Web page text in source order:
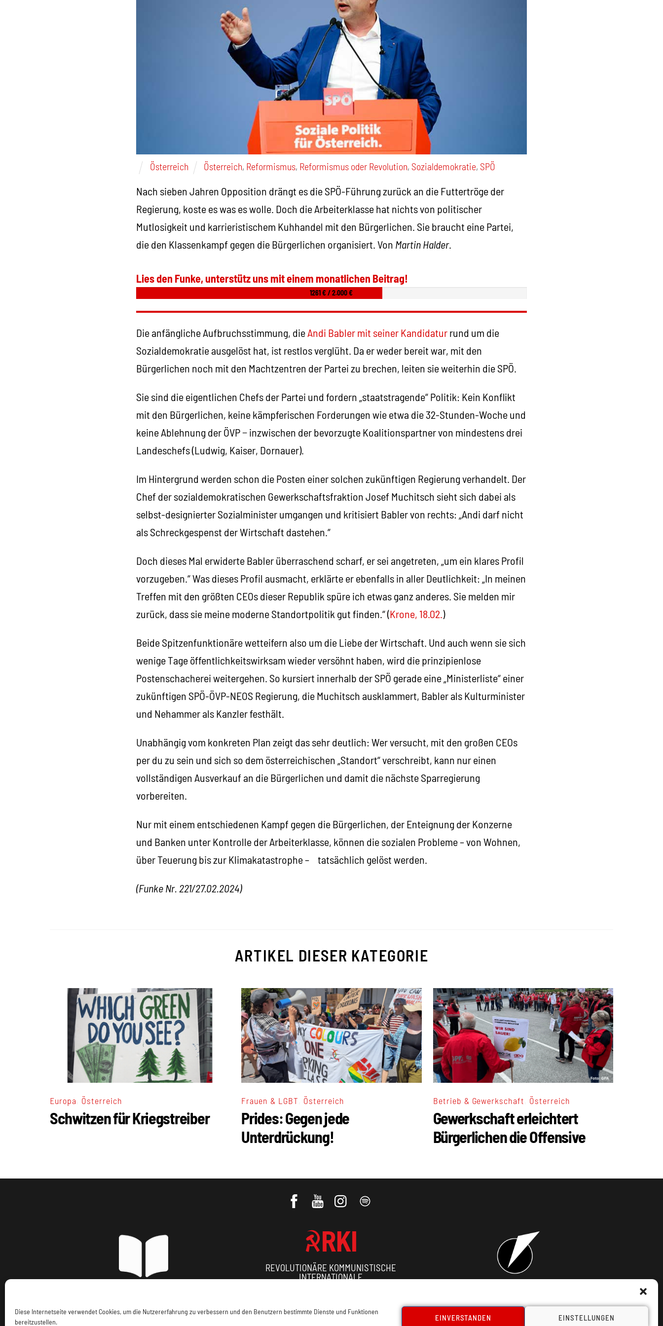
Diese Internetseite verwendet Cookies, um die Nutzererfahrung zu verbessern und den Benutzern bestimmte Dienste und Funktionen
bereitzustellen.
EINVERSTANDEN EINSTELLUNGEN
Österreich Österreich, Reformismus, Reformismus oder Revolution, Sozialdemokratie, SPÖ
Nach sieben Jahren Opposition drängt es die SPÖ-Führung zurück an die Futtertröge der
Regierung, koste es was es wolle. Doch die Arbeiterklasse hat nichts von politischer
Mutlosigkeit und karrieristischem Kuhhandel mit den Bürgerlichen. Sie braucht eine Partei,
die den Klassenkampf gegen die Bürgerlichen organisiert. Von Martin Halder.
Lies den Funke, unterstütz uns mit einem monatlichen Beitrag!
1261 € / 2.000 €
Die anfängliche Aufbruchsstimmung, dieAndi Babler mit seiner Kandidaturrund um die
Sozialdemokratie ausgelöst hat, ist restlos verglüht. Da er weder bereit war, mit den
Bürgerlichen noch mit den Machtzentren der Partei zu brechen, leiten sie weiterhin die SPÖ.
Sie sind die eigentlichen Chefs der Partei und fordern „staatstragende“ Politik: Kein Konflikt
mit den Bürgerlichen, keine kämpferischen Forderungen wie etwa die 32-Stunden-Woche und
keine Ablehnung der ÖVP − inzwischen der bevorzugte Koalitionspartner von mindestens drei
Landeschefs (Ludwig, Kaiser, Dornauer).
Im Hintergrund werden schon die Posten einer solchen zukünftigen Regierung verhandelt. Der
Chef der sozialdemokratischen Gewerkschaftsfraktion Josef Muchitsch sieht sich dabei als
selbst-designierter Sozialminister umgangen und kritisiert Babler von rechts: „Andi darf nicht
als Schreckgespenst der Wirtschaft dastehen.“
Doch dieses Mal erwiderte Babler überraschend scharf, er sei angetreten, „um ein klares Profil
vorzugeben.“ Was dieses Profil ausmacht, erklärte er ebenfalls in aller Deutlichkeit: „In meinen
Treffen mit den größten CEOs dieser Republik spüre ich etwas ganz anderes. Sie melden mir
zurück, dass sie meine moderne Standortpolitik gut finden.“ (Krone, 18.02.)
Beide Spitzenfunktionäre wetteifern also um die Liebe der Wirtschaft. Und auch wenn sie sich
wenige Tage öffentlichkeitswirksam wieder versöhnt haben, wird die prinzipienlose
Postenschacherei weitergehen. So kursiert innerhalb der SPÖ gerade eine „Ministerliste“ einer
zukünftigen SPÖ-ÖVP-NEOS Regierung, die Muchitsch ausklammert, Babler als Kulturminister
und Nehammer als Kanzler festhält.
Unabhängig vom konkreten Plan zeigt das sehr deutlich: Wer versucht, mit den großen CEOs
per du zu sein und sich so dem österreichischen „Standort“ verschreibt, kann nur einen
vollständigen Ausverkauf an die Bürgerlichen und damit die nächste Sparregierung
vorbereiten.
Nur mit einem entschiedenen Kampf gegen die Bürgerlichen, der Enteignung der Konzerne
und Banken unter Kontrolle der Arbeiterklasse, können die sozialen Probleme – von Wohnen,
über Teuerung bis zur Klimakatastrophe – tatsächlich gelöst werden.
(Funke Nr. 221/27.02.2024)
ARTIKEL DIESER KATEGORIE
Europa Österreich
Schwitzen für Kriegstreiber
Frauen & LGBT Österreich
Prides: Gegen jede
Unterdrückung!
Betrieb & Gewerkschaft Österreich
Gewerkschaft erleichtert
Bürgerlichen die Offensive
REVOLUTIONÄRE KOMMUNISTISCHE
INTERNATIONALE
Datenschutz Kontakt